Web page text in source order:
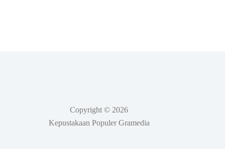
Copyright © 2026
Kepustakaan Populer Gramedia